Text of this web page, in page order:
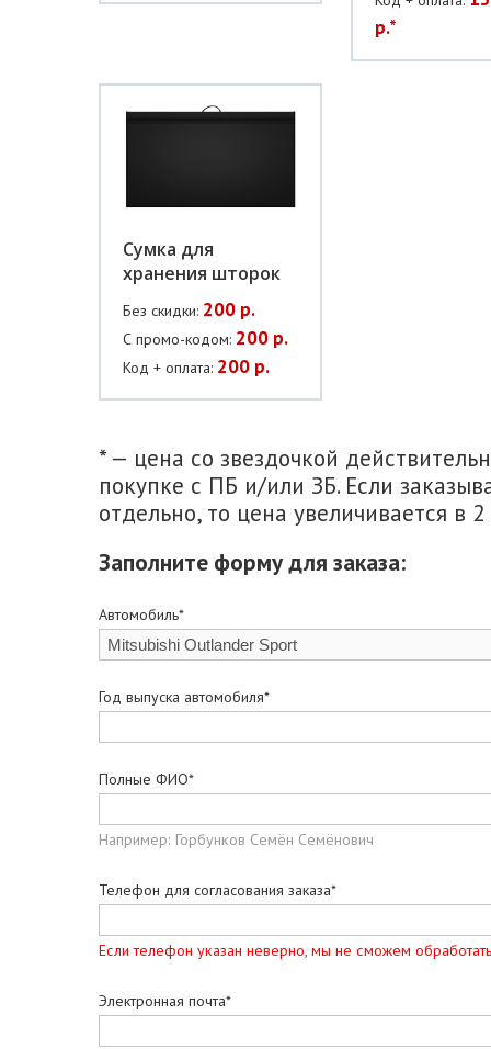
р.*
Сумка для
хранения шторок
Без скидки: 200 р.
С промо-кодом: 200 р.
Код + оплата: 200 р.
* — цена со звездочкой
покупке с ПБ и/или ЗБ. Если
отдельно, то цена увеличивается в 2
Заполните форму для заказа:
Автомобиль*
Год выпуска автомобиля*
Полные ФИО*
Например: Горбунков Семён Семёнович
Телефон для согласования заказа*
Если телефон указан неверно, мы не сможем
Электронная почта*